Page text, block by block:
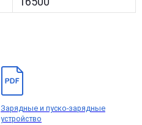
Зарядные и пуско-зарядные
устройство